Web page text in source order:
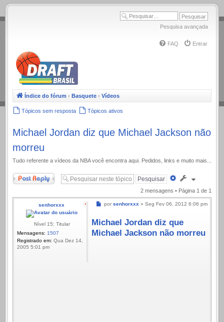
.
Pesquisa avançada
FAQ Entrar
Índice do fórum ‹ Basquete ‹ Vídeos
Tópicos sem resposta Tópicos ativos
Michael Jordan diz que Michael Jackson não
morreu
Tudo referente a ví­deos da NBA você encontra aqui. Pedidos, links e muito mais...
Responder
Pesquisa
avançada
2 mensagens • Página 1 de 1
senhorxxx
Nível 15: Titular
Mensagens: 1507
Registrado em: Qua Dez 14,
2005 5:01 pm
Mensagem
por senhorxxx » Seg Fev 06, 2012 6:06 pm
Michael Jordan diz que
Michael Jackson não morreu